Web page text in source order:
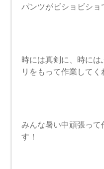
パンツがビショビショ
時には真剣に、時に
リをもって作業してく
みんな暑い中頑張って
す！